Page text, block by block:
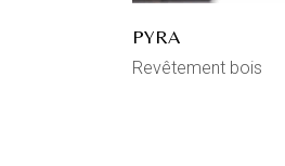
PYRA
Revêtement bois